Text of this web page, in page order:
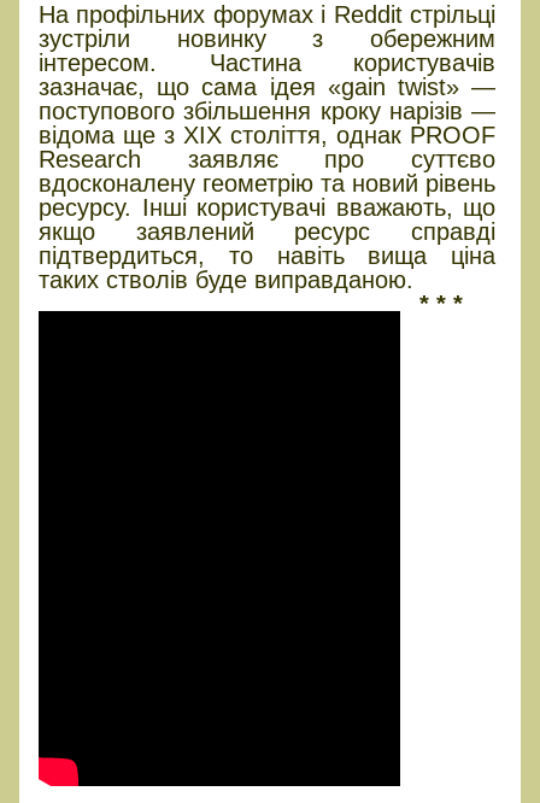
На профільних форумах і Reddit стрільці
зустріли новинку з обережним
інтересом. Частина користувачів
зазначає, що сама ідея «gain twist» —
поступового збільшення кроку нарізів —
відома ще з XIX століття, однак PROOF
Research заявляє про суттєво
вдосконалену геометрію та новий рівень
ресурсу. Інші користувачі вважають, що
якщо заявлений ресурс справді
підтвердиться, то навіть вища ціна
таких стволів буде виправданою.
* * *